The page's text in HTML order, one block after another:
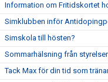
Information om Fritidskortet
Simklubben inför
Simskola till hösten?
Sommarhälsning från
Tack Max för din tid som